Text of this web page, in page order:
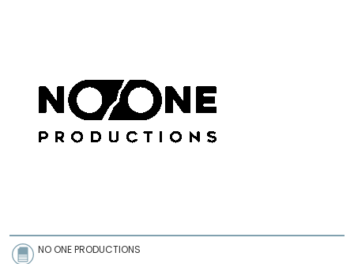
NO ONE PRODUCTIONS